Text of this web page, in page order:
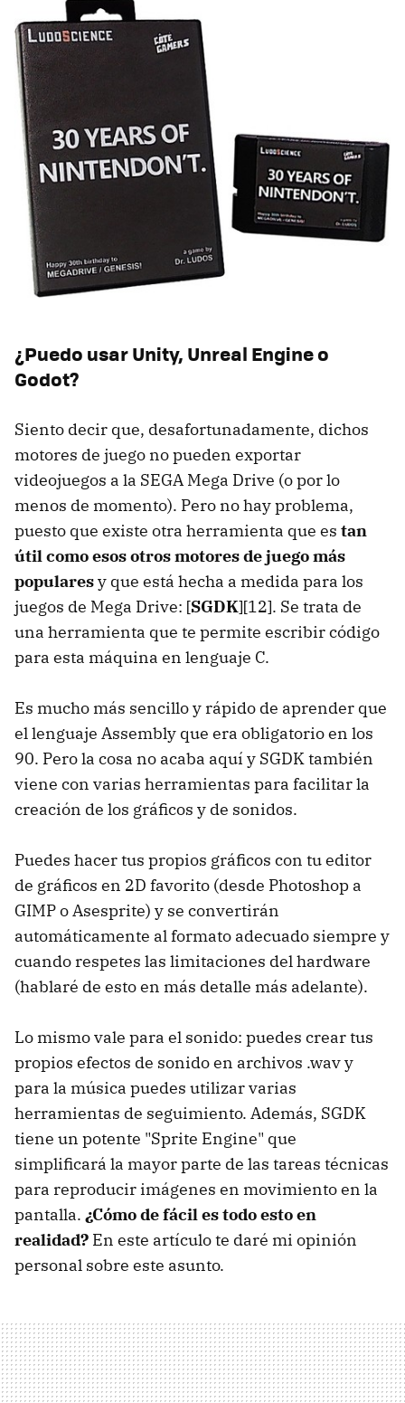
¿Puedo usar Unity, Unreal Engine o
Godot?
Siento decir que, desafortunadamente, dichos
motores de juego no pueden exportar
videojuegos a la SEGA Mega Drive (o por lo
menos de momento). Pero no hay problema,
puesto que existe otra herramienta que es tan
útil como esos otros motores de juego más
popularesy que está hecha a medida para los
juegos de Mega Drive: [SGDK][12]. Se trata de
una herramienta que te permite escribir código
para esta máquina en lenguaje C.
Es mucho más sencillo y rápido de aprender que
el lenguaje Assembly que era obligatorio en los
90. Pero la cosa no acaba aquí y SGDK también
viene con varias herramientas para facilitar la
creación de los gráficos y de sonidos.
Puedes hacer tus propios gráficos con tu editor
de gráficos en 2D favorito (desde Photoshop a
GIMP o Asesprite) y se convertirán
automáticamente al formato adecuado siempre y
cuando respetes las limitaciones del hardware
(hablaré de esto en más detalle más adelante).
Lo mismo vale para el sonido: puedes crear tus
propios efectos de sonido en archivos .wav y
para la música puedes utilizar varias
herramientas de seguimiento. Además, SGDK
tiene un potente "Sprite Engine" que
simplificará la mayor parte de las tareas técnicas
para reproducir imágenes en movimiento en la
pantalla. ¿Cómo de fácil es todo esto en
realidad? En este artículo te daré mi opinión
personal sobre este asunto.